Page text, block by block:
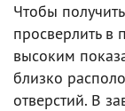
Чтобы
просверлить
высоким
близко
отверстий. В